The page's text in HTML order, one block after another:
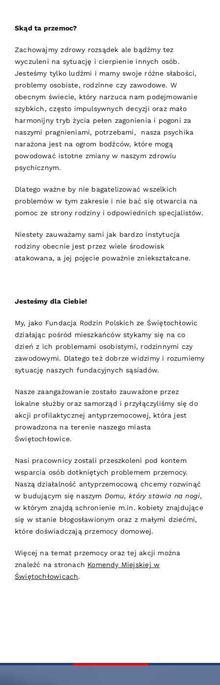
Skąd ta przemoc?
Zachowajmy zdrowy rozsądek ale bądźmy tez
wyczuleni na sytuację i cierpienie innych osób.
Jesteśmy tylko ludźmi i mamy swoje różne słabości,
problemy osobiste, rodzinne czy zawodowe. W
obecnym świecie, który narzuca nam podejmowanie
szybkich, często impulsywnych decyzji oraz mało
harmonijny tryb życia pełen zagonienia i pogoni za
naszymi pragnieniami, potrzebami, nasza psychika
narażona jest na ogrom bodźców, które mogą
powodować istotne zmiany w naszym zdrowiu
psychicznym.
Dlatego ważne by nie bagatelizować wszelkich
problemów w tym zakresie i nie bać się otwarcia na
pomoc ze strony rodziny i odpowiednich specjalistów.
Niestety zauważamy sami jak bardzo instytucja
rodziny obecnie jest przez wiele środowisk
atakowana, a jej pojęcie poważnie zniekształcane.
Jesteśmy dla Ciebie!
My, jako Fundacja Rodzin Polskich ze Świętochłowic
działając pośród mieszkańców stykamy się na co
dzień z ich problemami osobistymi, rodzinnymi czy
zawodowymi. Dlatego też dobrze widzimy i rozumiemy
sytuację naszych fundacyjnych sąsiadów.
Nasze zaangażowanie zostało zauważone przez
lokalne służby oraz samorząd i przyłączyliśmy się do
akcji profilaktycznej antyprzemocowej, która jest
prowadzona na terenie naszego miasta
Świętochłowice.
Nasi pracownicy zostali przeszkoleni pod kontem
wsparcia osób dotkniętych problemem przemocy.
Naszą działalność antyprzemocową chcemy rozwinąć
w budującym się naszym Domu, który stawia na nogi,
w którym znajdą schronienie m.in. kobiety znajdujące
się w stanie błogosławionym oraz z małymi dziećmi,
które doświadczają przemocy domowej.
Więcej na temat przemocy oraz tej akcji można
znaleźć na stronach Komendy Miejskiej w
Świętochłowicach.